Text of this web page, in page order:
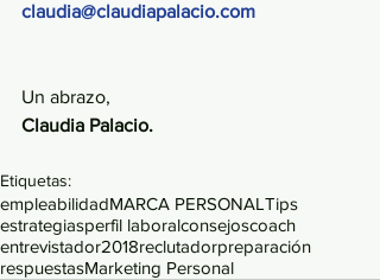
claudia@claudiapalacio.com
Un abrazo,
Claudia Palacio.
Etiquetas:
empleabilidadMARCA PERSONALTips
estrategiasperfil laboralconsejoscoach
entrevistador2018reclutadorpreparación
respuestasMarketing Personal